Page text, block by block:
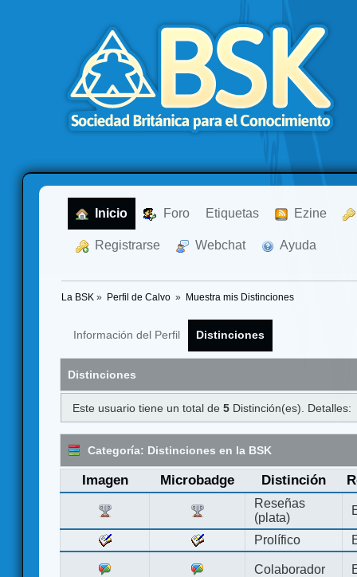
Inicio Foro Etiquetas Ezine
Registrarse Webchat Ayuda
La BSK » Perfil de Calvo » Muestra mis Distinciones
Información del Perfil Distinciones
Distinciones
Este usuario tiene un total de5 Distinción(es). Detalles:
Categoría: Distinciones en la BSK
Imagen Microbadge Distinción
Reseñas
(plata)
Prolífico
Colaborador